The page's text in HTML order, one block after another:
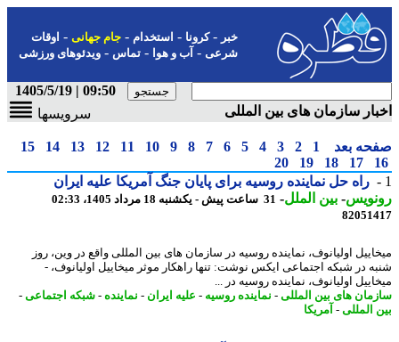
-کرونا-استخدام- جام جهانی-اوقات
شرعی-آب و هوا-تماس-ویدئوهای ورزشی
09:50 | 1405/5/19
سازمان های بین المللی
سرویسها
بعد 1
2
3
4
5
6
7
8
9
10
11
12
13
14
15
17
18
19
20
راه حل نماینده روسیه برای پایان جنگ آمریکا علیه ایران
-بین الملل-31 ساعت پیش - یکشنبه 18 مرداد 1405، 02:33
اولیانوف، نماینده روسیه در سازمان های بین المللی واقع در وین، روز
در شبکه اجتماعی ایکس نوشت: تنها راهکار موثر میخاییل اولیانوف، -
اولیانوف، نماینده روسیه در ...
های بین المللی-نماینده روسیه-علیه ایران - نماینده-شبکه اجتماعی-
المللی-آمریکا